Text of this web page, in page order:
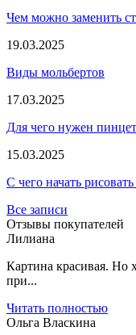
Чем можно заменить
19.03.2025
Виды мольбертов
17.03.2025
Для чего нужен
15.03.2025
С чего начать
Все записи
Отзывы покупателей
Лилиана
Картина красивая. Но
при...
Читать полностью
Ольга Власкина